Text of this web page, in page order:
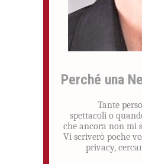
Perché una
Tante
spettacoli o
che ancora non mi
Vi scriverò poche
privacy,